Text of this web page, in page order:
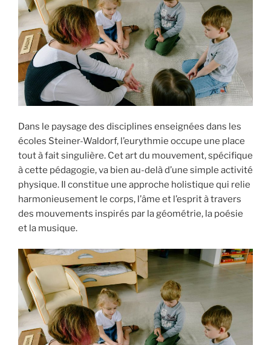
Dans le paysage des disciplines enseignées dans les
écoles Steiner-Waldorf, l’eurythmie occupe une place
tout à fait singulière. Cet art du mouvement, spécifique
à cette pédagogie, va bien au-delà d’une simple activité
physique. Il constitue une approche holistique qui relie
harmonieusement le corps, l’âme et l’esprit à travers
des mouvements inspirés par la géométrie, la poésie
et la musique.